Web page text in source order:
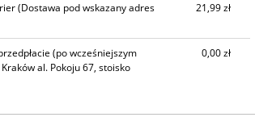
(Dostawa pod wskazany adres
21,99 zł
(po wcześniejszym
al. Pokoju 67, stoisko
0,00 zł